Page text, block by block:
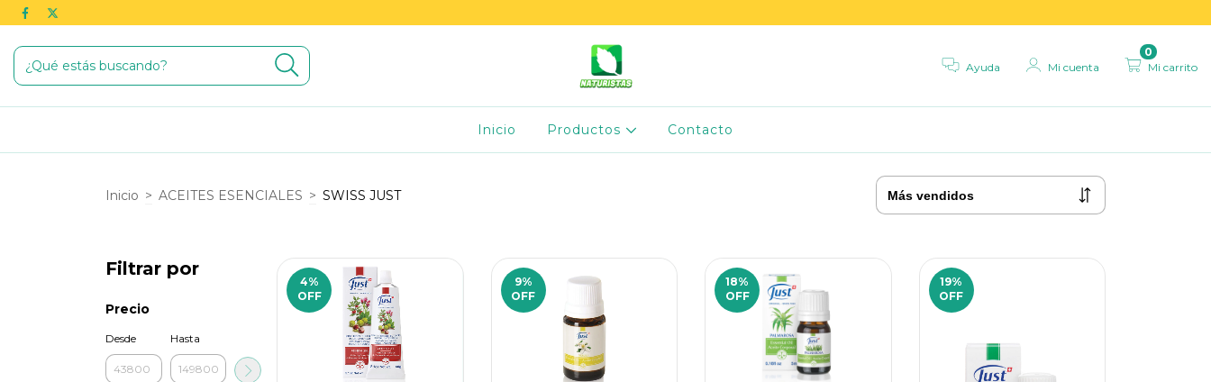
Ayuda Mi cuenta Mi carrito
0
Inicio Productos Contacto
Inicio > ACEITES ESENCIALES > SWISS JUST
Filtrar por
Precio
Desde Hasta
4%
OFF
9%
OFF
18%
OFF
19%
OFF